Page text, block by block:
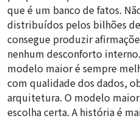
que é um banco de fatos.
distribuídos pelos bilhões
consegue produzir
nenhum desconforto
modelo maior é sempre
com qualidade dos dados,
arquitetura. O modelo
escolha certa. A história é